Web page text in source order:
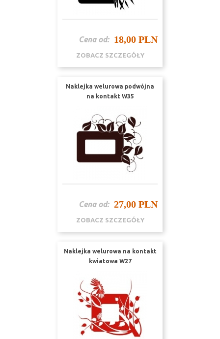
Cena od: 18,00 PLN
ZOBACZ SZCZEGÓŁY
Naklejka welurowa podwójna
na kontakt W35
Cena od: 27,00 PLN
ZOBACZ SZCZEGÓŁY
Naklejka welurowa na kontakt
kwiatowa W27